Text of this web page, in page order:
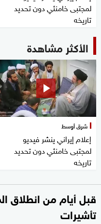
لمجتبى خامنئي دون تحديد
تاريخه
الأكثر مشاهدة
شرق أوسط
إعلام إيراني ينشر فيديو
لمجتبى خامنئي دون تحديد
تاريخه
قبل أيام من انطلاق
تأشيرات